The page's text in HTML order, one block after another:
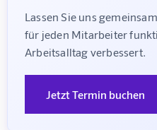
Lassen Sie uns
für jeden Mitarbeiter
Arbeitsalltag verbessert.
Jetzt Termin buchen